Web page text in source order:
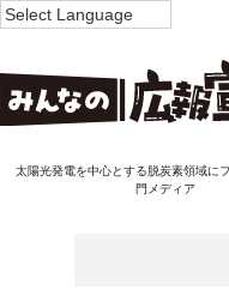
太陽光発電を中心とする脱炭素領域に
門メディア